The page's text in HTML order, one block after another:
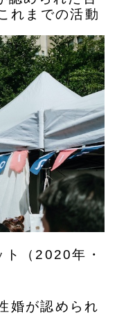
れまでの活動
（2020年・
婚が認められ